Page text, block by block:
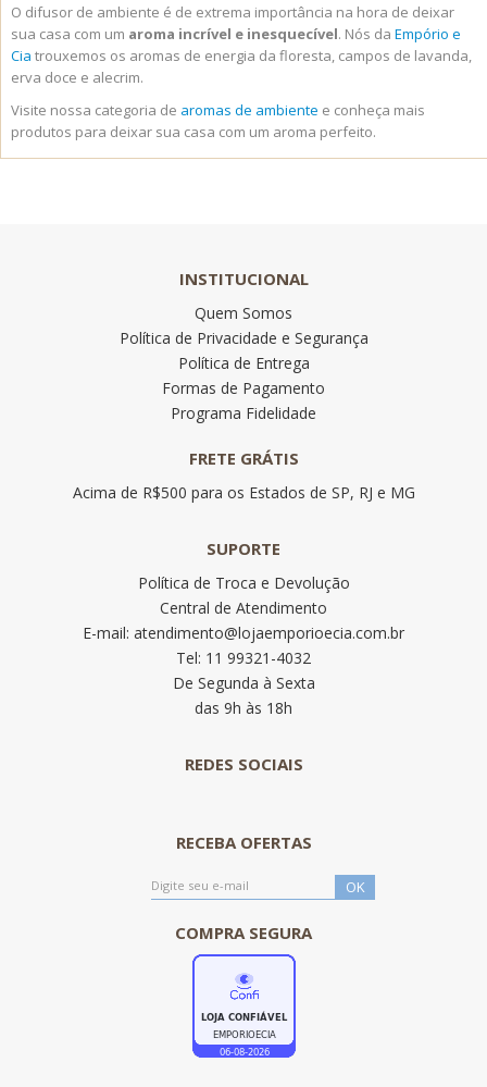
O difusor de ambiente é de extrema importância na hora de deixar
sua casa com um aroma incrível e inesquecível. Nós da Empório e
Cia trouxemos os aromas de energia da floresta, campos de lavanda,
erva doce e alecrim.
Visite nossa categoria de aromas de ambiente e conheça mais
produtos para deixar sua casa com um aroma perfeito.
INSTITUCIONAL
Quem Somos
Política de Privacidade e Segurança
Política de Entrega
Formas de Pagamento
Programa Fidelidade
FRETE GRÁTIS
Acima de R$500 para os Estados de SP, RJ e MG
SUPORTE
Política de Troca e Devolução
Central de Atendimento
E-mail: atendimento@lojaemporioecia.com.br
Tel: 11 99321-4032
De Segunda à Sexta
das 9h às 18h
REDES SOCIAIS
RECEBA OFERTAS
COMPRA SEGURA